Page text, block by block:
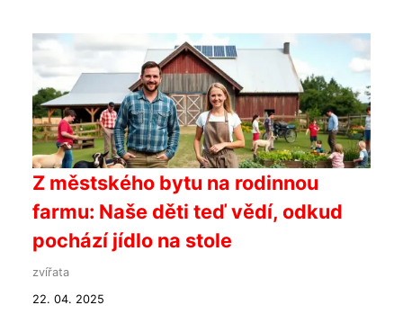
Z městského bytu na rodinnou
farmu: Naše děti teď vědí, odkud
pochází jídlo na stole
zvířata
22. 04. 2025